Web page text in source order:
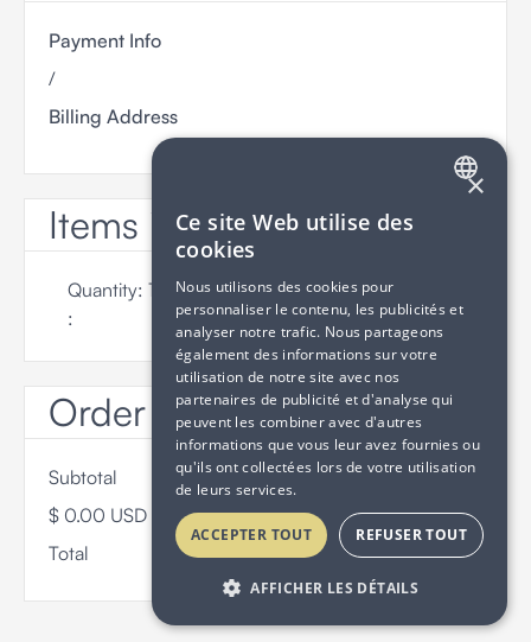
Payment Info
/
Billing Address
Items in Order
1
:
$ 0.00 USD
Order Summary
Subtotal
$ 0.00 USD
Total
×
Ce site Web utilise des
cookies
Nous utilisons des cookies pour
personnaliser le contenu, les publicités et
analyser notre trafic. Nous partageons
également des informations sur votre
utilisation de notre site avec nos
partenaires de publicité et d'analyse qui
peuvent les combiner avec d'autres
informations que vous leur avez fournies ou
qu'ils ont collectées lors de votre utilisation
de leurs services.
ACCEPTER TOUT REFUSER TOUT
AFFICHER LES DÉTAILS